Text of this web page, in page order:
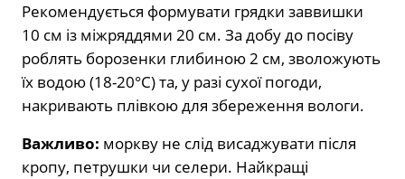
Рекомендується формувати грядки заввишки
10 см із міжряддями 20 см. За добу до посіву
роблять борозенки глибиною 2 см, зволожують
їх водою (18-20°C) та, у разі сухої погоди,
накривають плівкою для збереження вологи.
Важливо: моркву не слід висаджувати після
кропу, петрушки чи селери. Найкращі